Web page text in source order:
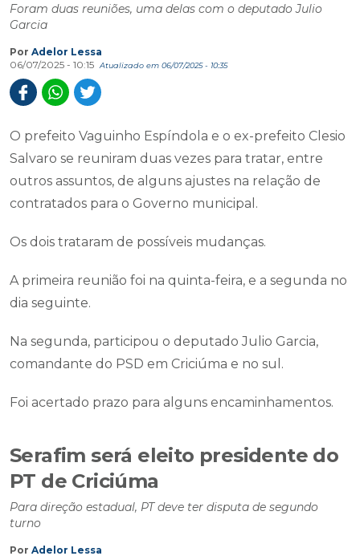
Foram duas reuniões, uma delas com o deputado Julio
Garcia
Por Adelor Lessa
06/07/2025 - 10:15
Atualizado em 06/07/2025 - 10:35
O prefeito Vaguinho Espíndola e o ex-prefeito Clesio
Salvaro se reuniram duas vezes para tratar, entre
outros assuntos, de alguns ajustes na relação de
contratados para o Governo municipal.
Os dois trataram de possíveis mudanças.
A primeira reunião foi na quinta-feira, e a segunda no
dia seguinte.
Na segunda, participou o deputado Julio Garcia,
comandante do PSD em Criciúma e no sul.
Foi acertado prazo para alguns encaminhamentos.
Serafim será eleito presidente do
PT de Criciúma
Para direção estadual, PT deve ter disputa de segundo
turno
Por Adelor Lessa